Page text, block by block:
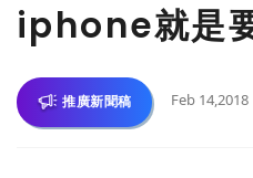
iphone就是
推廣新聞稿 Feb 14,2018